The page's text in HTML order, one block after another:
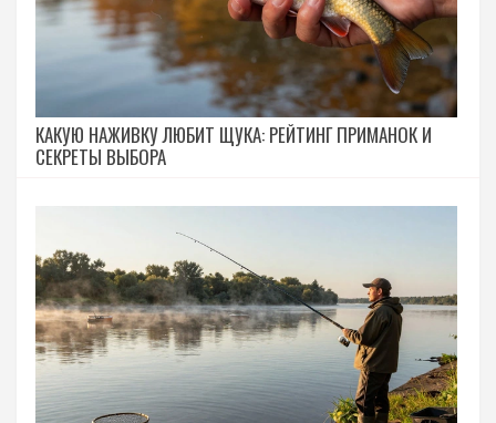
КАКУЮ НАЖИВКУ ЛЮБИТ ЩУКА: РЕЙТИНГ ПРИМАНОК И
СЕКРЕТЫ ВЫБОРА